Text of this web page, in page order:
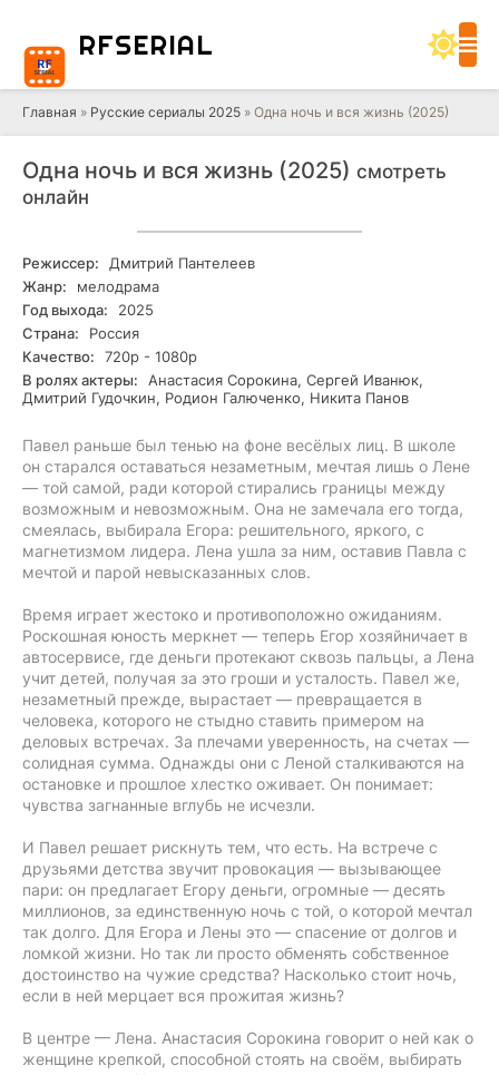
RFSERIAL
Главная » Русские сериалы 2025 » Одна ночь и вся жизнь (2025)
Одна ночь и вся жизнь (2025) смотреть
онлайн
Режиссер:
Дмитрий Пантелеев
Жанр:
мелодрама
Год выхода:
2025
Страна:
Россия
Качество:
720р - 1080р
В ролях актеры:
Анастасия Сорокина, Сергей Иванюк,
Дмитрий Гудочкин, Родион Галюченко, Никита Панов
Павел раньше был тенью на фоне весёлых лиц. В школе
он старался оставаться незаметным, мечтая лишь о Лене
— той самой, ради которой стирались границы между
возможным и невозможным. Она не замечала его тогда,
смеялась, выбирала Егора: решительного, яркого, с
магнетизмом лидера. Лена ушла за ним, оставив Павла с
мечтой и парой невысказанных слов.
Время играет жестоко и противоположно ожиданиям.
Роскошная юность меркнет — теперь Егор хозяйничает в
автосервисе, где деньги протекают сквозь пальцы, а Лена
учит детей, получая за это гроши и усталость. Павел же,
незаметный прежде, вырастает — превращается в
человека, которого не стыдно ставить примером на
деловых встречах. За плечами уверенность, на счетах —
солидная сумма. Однажды они с Леной сталкиваются на
остановке и прошлое хлестко оживает. Он понимает:
чувства загнанные вглубь не исчезли.
И Павел решает рискнуть тем, что есть. На встрече с
друзьями детства звучит провокация — вызывающее
пари: он предлагает Егору деньги, огромные — десять
миллионов, за единственную ночь с той, о которой мечтал
так долго. Для Егора и Лены это — спасение от долгов и
ломкой жизни. Но так ли просто обменять собственное
достоинство на чужие средства? Насколько стоит ночь,
если в ней мерцает вся прожитая жизнь?
В центре — Лена. Анастасия Сорокина говорит о ней как о
женщине крепкой, способной стоять на своём, выбирать